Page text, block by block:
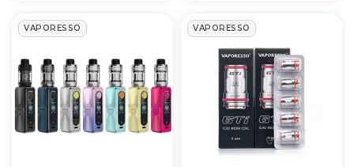
VAPORESSO VAPORESSO